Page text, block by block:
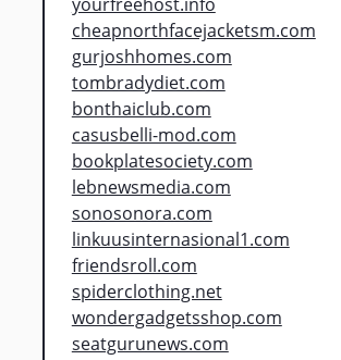
cheapnorthfacejacketsm.com
gurjoshhomes.com
tombradydiet.com
bonthaiclub.com
casusbelli-mod.com
bookplatesociety.com
lebnewsmedia.com
sonosonora.com
linkuusinternasional1.com
friendsroll.com
spiderclothing.net
wondergadgetsshop.com
seatgurunews.com